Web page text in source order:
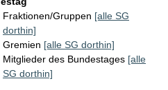
Fraktionen/Gruppen [alle SG
dorthin]
Gremien [alle SG dorthin]
Mitglieder des Bundestages [alle
SG dorthin]